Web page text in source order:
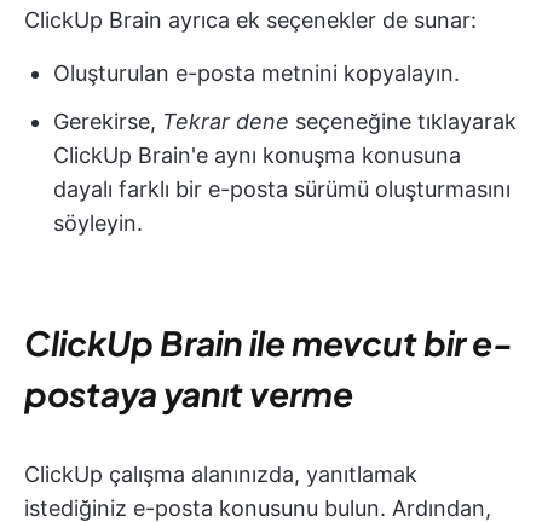
ClickUp Brain ayrıca ek seçenekler de sunar:
Oluşturulan e-posta metnini kopyalayın.
Gerekirse, Tekrar dene seçeneğine tıklayarak
ClickUp Brain'e aynı konuşma konusuna
dayalı farklı bir e-posta sürümü oluşturmasını
söyleyin.
ClickUp Brain ile mevcut bir e-
postaya yanıt verme
ClickUp çalışma alanınızda, yanıtlamak
istediğiniz e-posta konusunu bulun. Ardından,